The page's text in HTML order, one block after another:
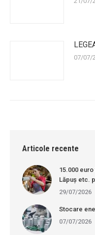
07/07/
Articole recente
15.000
Lăpuș etc.
29/07/2026
Stocare
07/07/2026